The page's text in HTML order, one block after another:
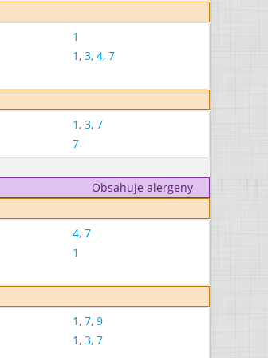
1
1, 3, 4, 7
1, 3, 7
7
Obsahuje alergeny
4, 7
1
1, 7, 9
1, 3, 7